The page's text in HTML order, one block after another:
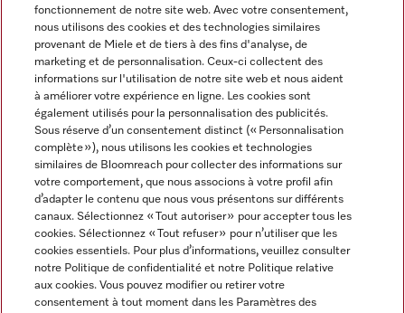
Mentions légales
CGV
Protection des données
Conditions d'utilisation
Miele sur Instagram
Miele sur Facebook
Miele sur Youtube
fonctionnement de notre site web. Avec votre consentement,
nous utilisons des cookies et des technologies similaires
provenant de Miele et de tiers à des fins d'analyse, de
marketing et de personnalisation. Ceux-ci collectent des
informations sur l'utilisation de notre site web et nous aident
à améliorer votre expérience en ligne. Les cookies sont
également utilisés pour la personnalisation des publicités.
Sous réserve d’un consentement distinct (« Personnalisation
complète »), nous utilisons les cookies et technologies
similaires de Bloomreach pour collecter des informations sur
votre comportement, que nous associons à votre profil afin
d’adapter le contenu que nous vous présentons sur différents
canaux. Sélectionnez « Tout autoriser » pour accepter tous les
cookies. Sélectionnez « Tout refuser » pour n’utiliser que les
cookies essentiels. Pour plus d’informations, veuillez consulter
notre Politique de confidentialité et notre Politique relative
aux cookies. Vous pouvez modifier ou retirer votre
consentement à tout moment dans les Paramètres des